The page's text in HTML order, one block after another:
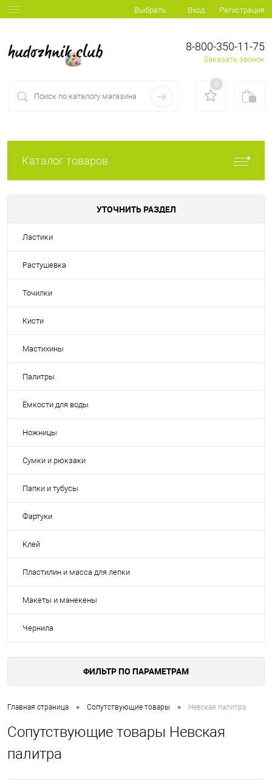
Выбрать... Вход Регистрация
8-800-350-11-75
Заказать звонок
0
Каталог товаров
УТОЧНИТЬ РАЗДЕЛ
Ластики
Растушевка
Точилки
Кисти
Мастихины
Палитры
Ёмкости для воды
Ножницы
Сумки и рюкзаки
Папки и тубусы
Фартуки
Клей
Пластилин и масса для лепки
Макеты и манекены
Чернила
ФИЛЬТР ПО ПАРАМЕТРАМ
Главная страница • Сопутствующие товары • Невская палитра
Сопутствующие товары Невская
палитра